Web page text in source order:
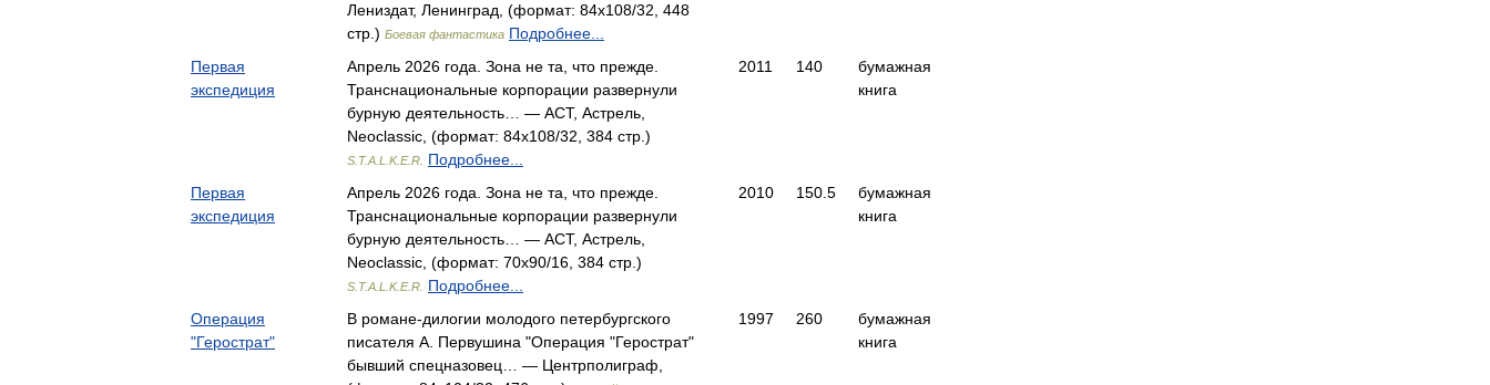
Лениздат, Ленинград, (формат: 84x108/32, 448
стр.) Боевая фантастика Подробнее...
Первая
экспедиция
Апрель 2026 года. Зона не та, что прежде.
Транснациональные корпорации развернули
бурную деятельность… — АСТ, Астрель,
Neoclassic, (формат: 84x108/32, 384 стр.)
S.T.A.L.K.E.R. Подробнее...
2011 140
бумажная
книга
Первая
экспедиция
Апрель 2026 года. Зона не та, что прежде.
Транснациональные корпорации развернули
бурную деятельность… — АСТ, Астрель,
Neoclassic, (формат: 70x90/16, 384 стр.)
S.T.A.L.K.E.R. Подробнее...
2010 150.5
бумажная
книга
Операция
"Герострат"
В романе-дилогии молодого петербургского
писателя А. Первушина "Операция "Герострат"
бывший спецназовец… — Центрполиграф,
1997 260
бумажная
книга